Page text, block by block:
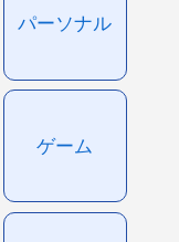
パーソナル
ゲーム